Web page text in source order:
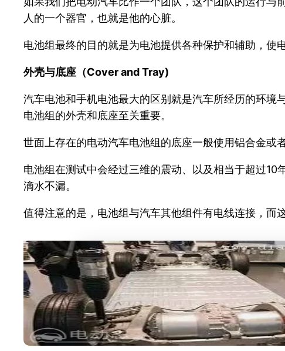
人的一个器官，也就是他的心脏。
电池组最终的目的就是为电池提供各种保护和辅助，使
外壳与底座（Cover and Tray)
汽车电池和手机电池最大的区别就是汽车所经历的环境
电池组的外壳和底座至关重要。
世面上存在的电动汽车电池组的底座一般使用铝合金或
电池组在测试中会经过三维的震动、以及相当于超过
滴水不漏。
值得注意的是，电池组与汽车其他组件有电线连接，而